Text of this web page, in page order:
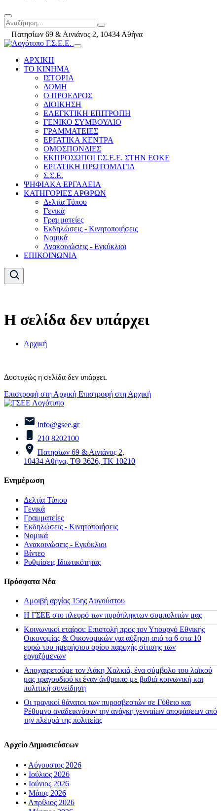
Πατησίων 69 & Αινιάνος 2, 10434 Αθήνα
ΑΡΧΙΚΗ
ΤΟ ΚΙΝΗΜΑ
ΙΣΤΟΡΙΑ
ΔΟΜΗ
Ο ΠΡΟΕΔΡΟΣ
ΔΙΟΙΚΗΣΗ
ΕΛΕΓΚΤΙΚΗ ΕΠΙΤΡΟΠΗ
ΓΕΝΙΚΟ ΣΥΜΒΟΥΛΙΟ
ΓΡΑΜΜΑΤΕΙΕΣ
ΕΡΓΑΤΙΚΑ ΚΕΝΤΡΑ
ΟΜΟΣΠΟΝΔΙΕΣ
ΕΚΠΡΟΣΩΠΟΙ Γ.Σ.Ε.Ε. ΣΤΗΝ ΕΟΚΕ
ΕΡΓΑΤΙΚΗ ΠΡΩΤΟΜΑΓΙΑ
Σ.Σ.Ε.
ΨΗΦΙΑΚΑ ΕΡΓΑΛΕΙΑ
ΚΑΤΗΓΟΡΙΕΣ ΑΡΘΡΩΝ
Δελτία Τύπου
Γενικά
Γραμματείες
Εκδηλώσεις - Κινητοποιήσεις
Νομικά
Ανακοινώσεις - Εγκύκλιοι
ΕΠΙΚΟΙΝΩΝΙΑ
Η σελίδα δεν υπάρχει
Αρχική
Δυστυχώς η σελίδα δεν υπάρχει.
Επιστροφή στη Αρχική Επιστροφή στη Αρχική
info@gsee.gr
210 8202100
Πατησίων 69 & Αινιάνος 2,
10434 Αθήνα, ΤΘ 3626, ΤΚ 10210
Ενημέρωση
Δελτία Τύπου
Γενικά
Γραμματείες
Εκδηλώσεις - Κινητοποιήσεις
Νομικά
Ανακοινώσεις - Εγκύκλιοι
Βίντεο
Ρυθμίσεις Ιδιωτικότητας
Πρόσφατα Νέα
Αμοιβή αργίας 15ης Αυγούστου
H ΓΣΕΕ στο πλευρό των πυρόπληκτων συμπολιτών μας
Κοινωνικοί εταίροι: Επιστολή προς τον Υπουργό Εθνικής
Οικονομίας & Οικονομικών για αύξηση από τα 6 στα 10
ευρώ του ημερήσιου ορίου παροχής σίτισης των
εργαζόμενων
Αποχαιρετούμε τον Λάκη Χαλκιά, ένα σύμβολο του λαϊκού
μας τραγουδιού κι έναν άνθρωπο με βαθιά κοινωνική και
πολιτική συνείδηση
Οι τραγικοί θάνατοι των πυροσβεστών σε Γύθειο και
Ρέθυμνο αναδεικνύουν την ανάγκη γενναίων αποφάσεων από
την πλευρά της πολιτείας
Αρχείο Δημοσιεύσεων
• Αύγουστος 2026
• Ιούλιος 2026
• Ιούνιος 2026
• Μάιος 2026
• Απρίλιος 2026